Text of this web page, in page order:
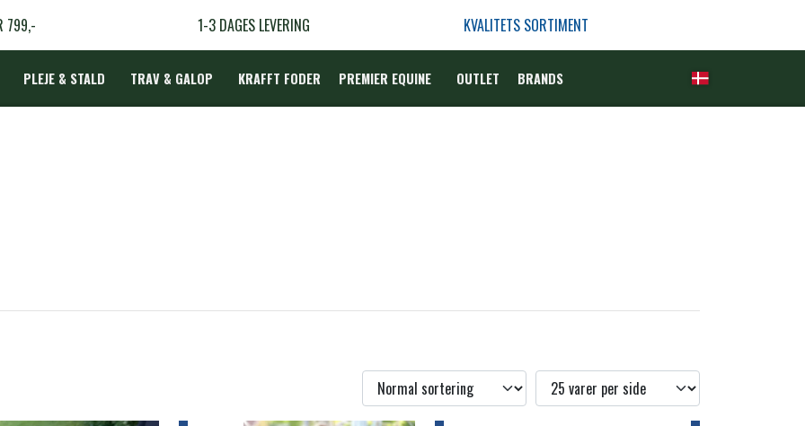
799,- 1-3 DAGES LEVERING KVALITETS SORTIMENT
PLEJE & STALD TRAV & GALOP KRAFFT FODER PREMIER EQUINE OUTLET BRANDS